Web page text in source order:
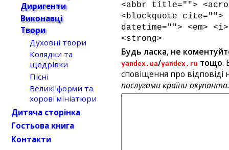
<abbr title="">
<blockquote cite="">
datetime=""> <em>
<strong>
Будь ласка, не
yandex.ua/yandex.ru тощо.
сповіщення про відповіді
послугами країни-
Диригенти
Виконавці
Твори
Духовні твори
Колядки та
щедрівки
Пісні
Великі форми та
хорові мініатюри
Дитяча сторінка
Гостьова книга
Контакти